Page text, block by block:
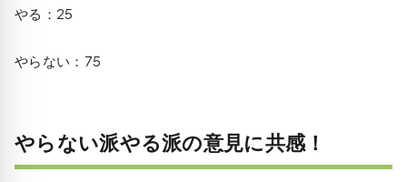
やる：25
やらない：75
やらない派やる派の意見に共感！